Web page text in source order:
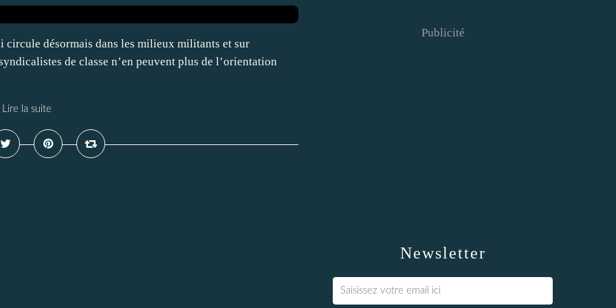
circule désormais dans les milieux militants et sur
de classe n’en peuvent plus de l’orientation
Lire la suite
Newsletter
Publicité